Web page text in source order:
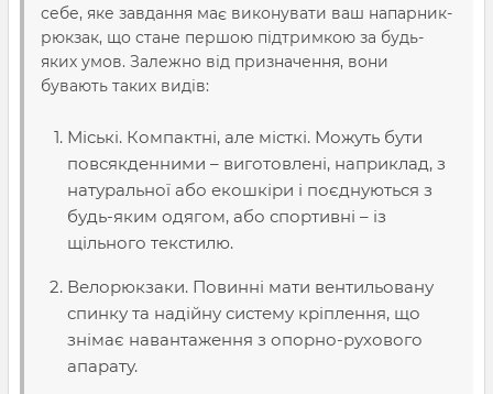
себе, яке завдання має виконувати ваш напарник-
рюкзак, що стане першою підтримкою за будь-
яких умов. Залежно від призначення, вони
бувають таких видів:
Міські. Компактні, але місткі. Можуть бути
повсякденними – виготовлені, наприклад, з
натуральної або екошкіри і поєднуються з
будь-яким одягом, або спортивні – із
щільного текстилю.
Велорюкзаки. Повинні мати вентильовану
спинку та надійну систему кріплення, що
знімає навантаження з опорно-рухового
апарату.